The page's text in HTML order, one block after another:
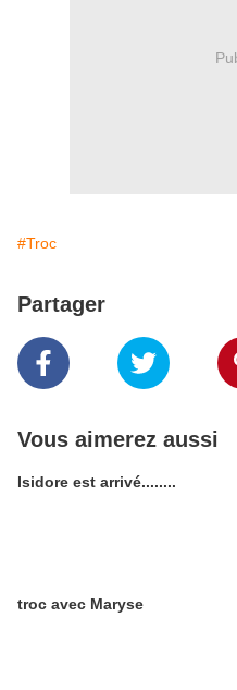
#Troc
Partager
Vous aimerez aussi
Isidore est arrivé........
troc avec Maryse